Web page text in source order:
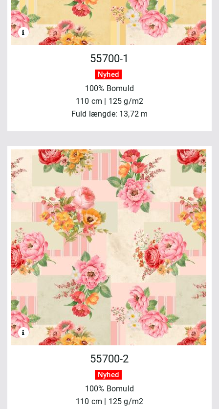
55700-1
Nyhed
100% Bomuld
110 cm | 125 g/m2
Fuld længde: 13,72 m
55700-2
Nyhed
100% Bomuld
110 cm | 125 g/m2